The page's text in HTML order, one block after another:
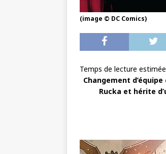
(image © DC Comics)
Temps de lecture
Changement
Rucka et hérite